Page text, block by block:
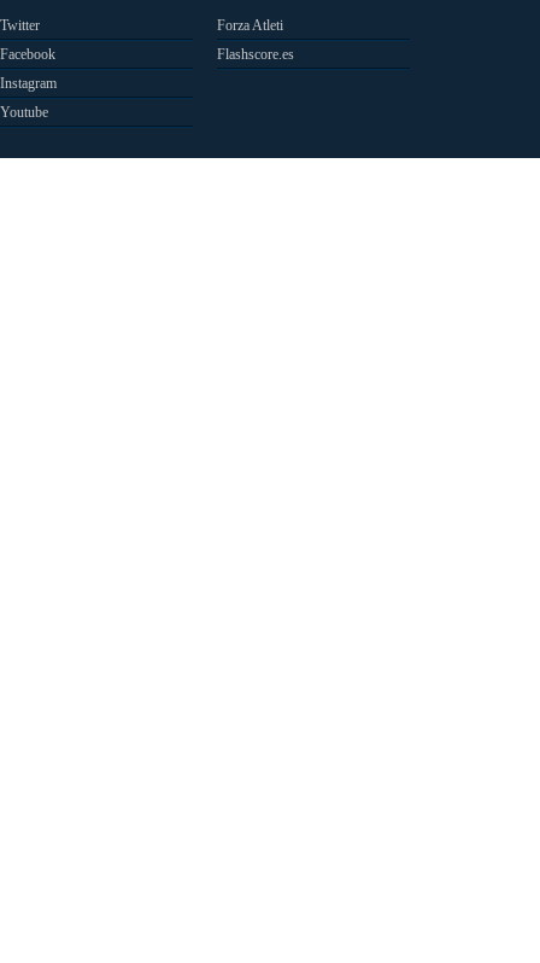
Twitter
Facebook
Instagram
Youtube
Forza Atleti
Flashscore.es